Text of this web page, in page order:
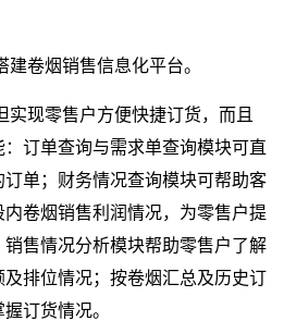
卷烟销售信息化平台。
实现零售户方便快捷订货，而且
订单查询与需求单查询模块可直
单；财务情况查询模块可帮助客
卷烟销售利润情况，为零售户提
售情况分析模块帮助零售户了解
排位情况；按卷烟汇总及历史订
订货情况。